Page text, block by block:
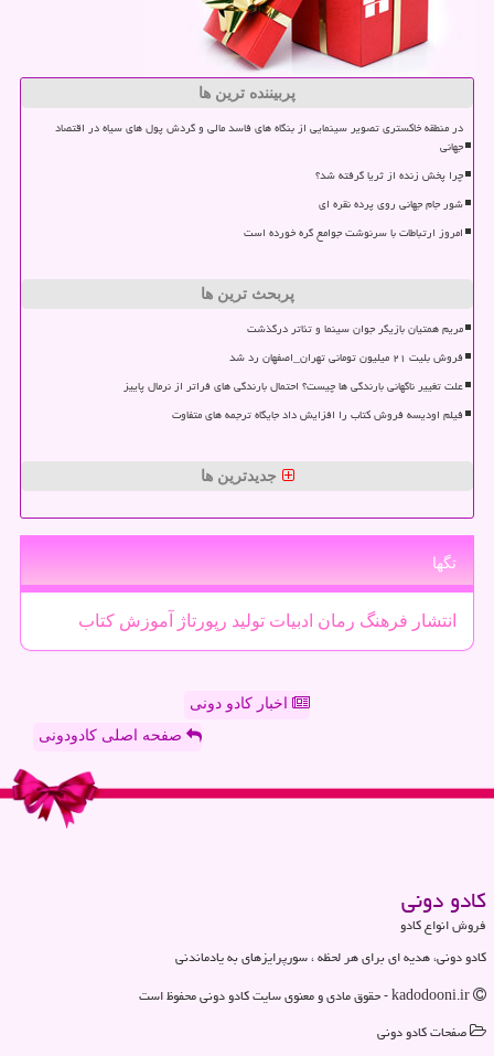
پربیننده ترین ها
در منطقه خاکستری تصویر سینمایی از بنگاه های فاسد مالی و گردش پول های سیاه در اقتصاد
جهانی
چرا پخش زنده از ثریا گرفته شد؟
شور جام جهانی روی پرده نقره ای
امروز ارتباطات با سرنوشت جوامع گره خورده است
پربحث ترین ها
مریم همتیان بازیگر جوان سینما و تئاتر درگذشت
فروش بلیت ۲۱ میلیون تومانی تهران_اصفهان رد شد
علت تغییر ناگهانی بارندگی ها چیست؟ احتمال بارندگی های فراتر از نرمال پاییز
فیلم اودیسه فروش کتاب را افزایش داد جایگاه ترجمه های متفاوت
جدیدترین ها
تگها
انتشار فرهنگ رمان ادبیات تولید رپورتاژ آموزش كتاب
اخبار کادو دونی
صفحه اصلی کادودونی
كادو دونی
فروش انواع کادو
کادو دونی، هدیه ای برای هر لحظه ، سورپرایزهای به یادماندنی
صفحات كادو دونی